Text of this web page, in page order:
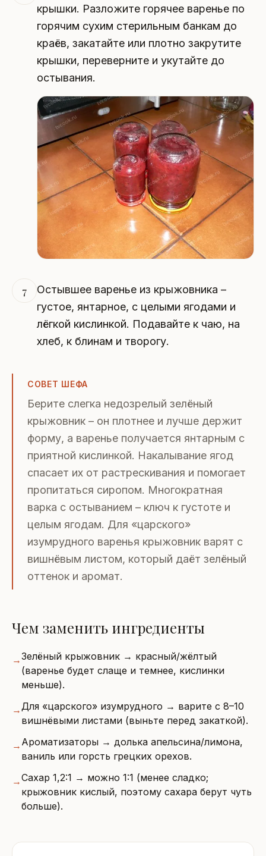
крышки. Разложите горячее варенье по
горячим сухим стерильным банкам до
краёв, закатайте или плотно закрутите
крышки, переверните и укутайте до
остывания.
7
Остывшее варенье из крыжовника –
густое, янтарное, с целыми ягодами и
лёгкой кислинкой. Подавайте к чаю, на
хлеб, к блинам и творогу.
СОВЕТ ШЕФА
Берите слегка недозрелый зелёный
крыжовник – он плотнее и лучше держит
форму, а варенье получается янтарным с
приятной кислинкой. Накалывание ягод
спасает их от растрескивания и помогает
пропитаться сиропом. Многократная
варка с остыванием – ключ к густоте и
целым ягодам. Для «царского»
изумрудного варенья крыжовник варят с
вишнёвым листом, который даёт зелёный
оттенок и аромат.
Чем заменить ингредиенты
→Зелёный крыжовник → красный/жёлтый
(варенье будет слаще и темнее, кислинки
меньше).
→Для «царского» изумрудного → варите с 8–10
вишнёвыми листами (выньте перед закаткой).
→ Ароматизаторы → долька апельсина/лимона,
ваниль или горсть грецких орехов.
→Сахар 1,2:1 → можно 1:1 (менее сладко;
крыжовник кислый, поэтому сахара берут чуть
больше).